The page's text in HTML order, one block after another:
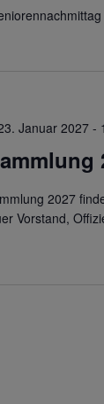
Januar 2027 -
2027
Vorstand,